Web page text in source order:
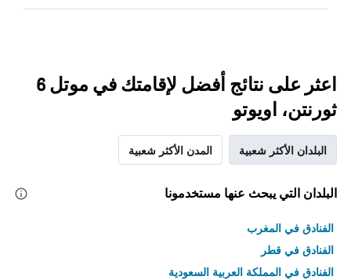
اعثر على نتائج أفضل لإقامتك في موتل 6
ثورنتن، اويوتو
البلدان الأكثر شعبية المدن الأكثر شعبية
البلدان التي يبحث عنها مستخدمونا
الفنادق في المغرب
الفنادق في قطر
الفنادق في المملكة العربية السعودية